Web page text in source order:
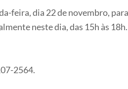
feira, dia 22 de novembro,
neste dia, das 15h às
2564.